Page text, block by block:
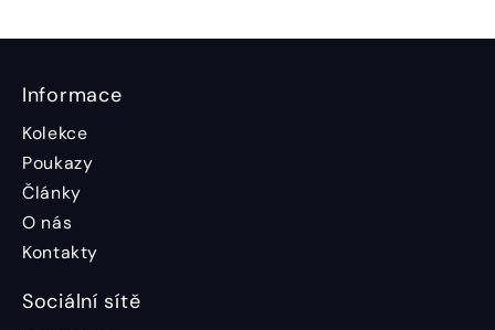
Informace
Kolekce
Poukazy
Články
O nás
Kontakty
Sociální sítě